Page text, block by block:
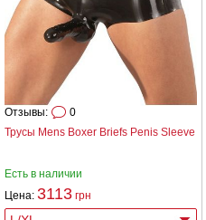
Трусы Mens Boxer Briefs Penis Sleeve
Отзывы: 0
Есть в наличии
Цена: 3113 грн